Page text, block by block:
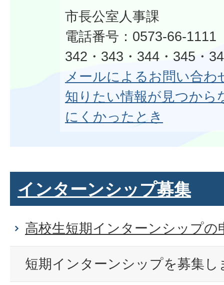
市長公室人事課
電話番号：0573-66-1111
342・343・344・345・
メールによるお問い合わ
知りたい情報が見つから
にくかったとき
インターンシップ募集
高校生短期インターンシップの
短期インターンシップを募集し